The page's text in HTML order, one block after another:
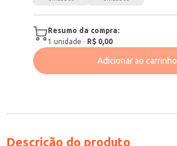
Resumo da compra:
1 unidade · R$ 0,00
Adicionar ao carrinho
Descrição do produto